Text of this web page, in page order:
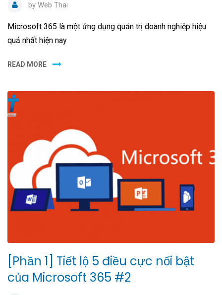
by Web Thai
Microsoft 365 là một ứng dụng quản trị doanh nghiệp hiệu
quả nhất hiện nay
READ MORE
[Phần 1] Tiết lộ 5 điều cực nổi bật
của Microsoft 365 #2